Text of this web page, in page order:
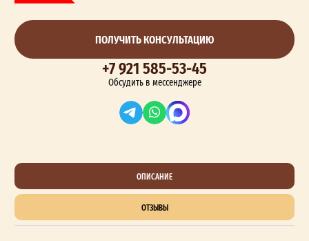
ПОЛУЧИТЬ КОНСУЛЬТАЦИЮ
+7 921 585-53-45
Обсудить в мессенджере
ОПИСАНИЕ
ОТЗЫВЫ